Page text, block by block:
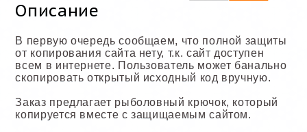
Описание
В первую очередь сообщаем, что полной защиты
от копирования сайта нету, т.к. сайт доступен
всем в интернете. Пользователь может банально
скопировать открытый исходный код вручную.
Заказ предлагает рыболовный крючок, который
копируется вместе с защищаемым сайтом.